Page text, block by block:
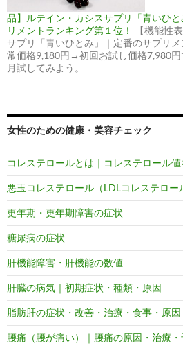
品】ルテイン・カシスサプリ「青いひ
リメントランキング第１位！
【機能性
サプリ「青いひとみ」｜定番のサプリ
常価格9,180円→初回お試し価格7,980円
月試してみよう。
女性のための健康・美容チェック
コレステロールとは｜コレステロール
悪玉コレステロール（LDLコレステロ
更年期・更年期障害の症状
糖尿病の症状
肝機能障害・肝機能の数値
肝臓の病気｜初期症状・種類・原因
脂肪肝の症状・改善・治療・食事・原因
腰痛（腰が痛い）｜腰痛の原因・治療